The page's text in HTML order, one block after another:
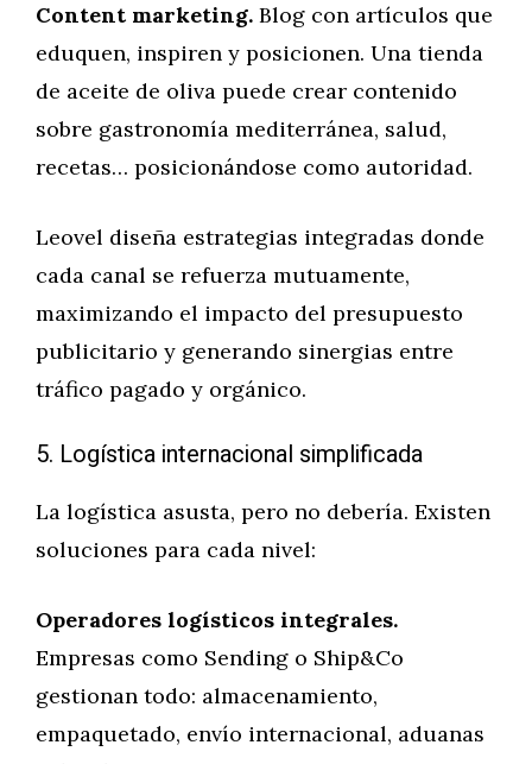
Content marketing. Blog con artículos que
eduquen, inspiren y posicionen. Una tienda
de aceite de oliva puede crear contenido
sobre gastronomía mediterránea, salud,
recetas… posicionándose como autoridad.
Leovel diseña estrategias integradas donde
cada canal se refuerza mutuamente,
maximizando el impacto del presupuesto
publicitario y generando sinergias entre
tráfico pagado y orgánico.
5. Logística internacional simplificada
La logística asusta, pero no debería. Existen
soluciones para cada nivel:
Operadores logísticos integrales.
Empresas como Sending o Ship&Co
gestionan todo: almacenamiento,
empaquetado, envío internacional, aduanas